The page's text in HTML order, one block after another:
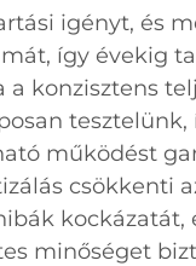
igényt, és
így évekig
a konzisztens
működést
csökkenti
kockázatát,
minőséget